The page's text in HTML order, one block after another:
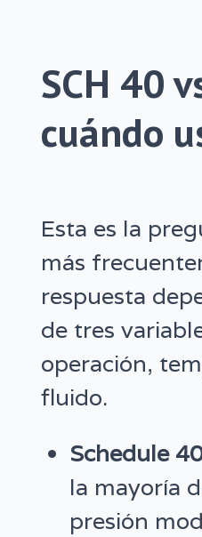
SCH 40
cuándo
Esta es la
más
respuesta
de tres
operación,
fluido.
Schedule
la mayoría
presión